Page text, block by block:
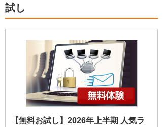
試し
【無料お試し】2026年上半期 人気ラ